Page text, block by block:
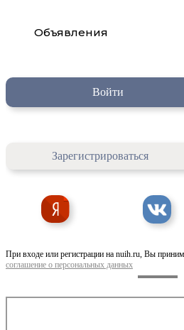
Объявления
Войти
Зарегистрироваться
При входе или регистрации на nuih.ru, Вы
соглашение о персональных данных